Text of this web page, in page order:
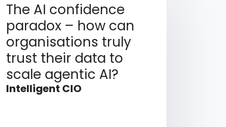
The AI confidence
paradox – how can
organisations truly
trust their data to
scale agentic AI?
Intelligent CIO